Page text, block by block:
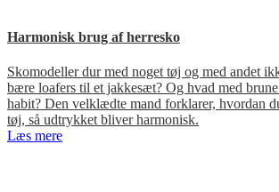
Harmonisk brug af herresko
Skomodeller dur med noget tøj og med andet
bære loafers til et jakkesæt? Og hvad med
habit? Den velklædte mand forklarer, hvordan
tøj, så udtrykket bliver harmonisk.
Læs mere